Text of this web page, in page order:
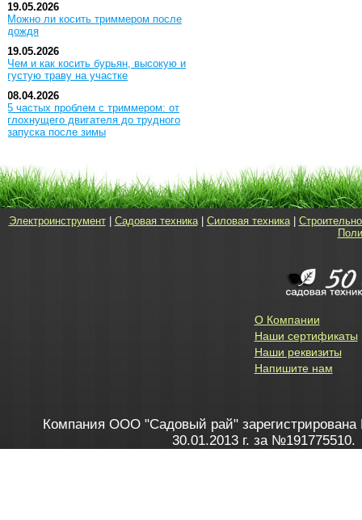
19.05.2026
Можно ли косить триммером после
дождя
19.05.2026
Чем и как косить бурьян, высокую и
густую траву на участке
08.04.2026
5 частых проблем с триммером: от
глохнущего двигателя до трудного
запуска после зимы
Электроинструмент| Садовая техника| Силовая техника|
О Компании
Наши сертификаты
Наши реквизиты
Напишите нам
Компания ООО "Садовый рай" зарегистрирована
30.01.2013 г. за №191775510.